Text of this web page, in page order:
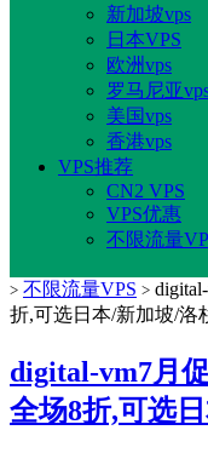
新加坡vps
日本VPS
欧洲vps
罗马尼亚
美国vps
香港vps
VPS推荐
CN2 VPS
VPS优惠
不限流量
> 不限流量VPS >
折,可选日本/新加坡/洛
digital-vm7月
全场8折,可选